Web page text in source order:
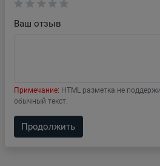
Ваш отзыв
Примечание: HTML разметка не
обычный текст.
Продолжить